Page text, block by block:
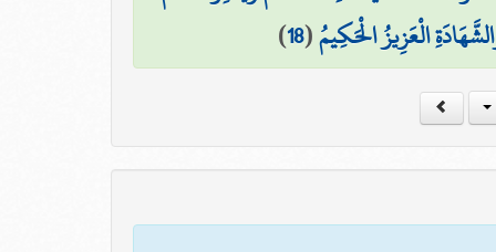
الْعَزِيزُ الْحَكِيمُ(
18
)